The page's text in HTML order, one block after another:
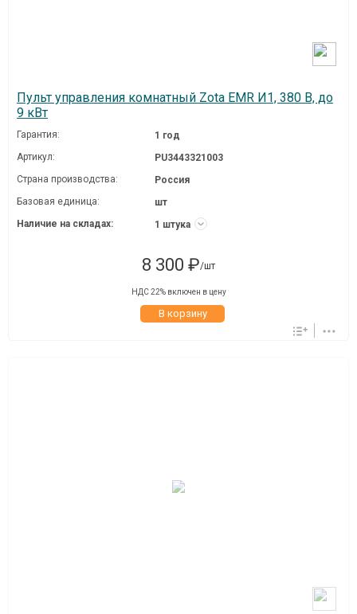
Пульт управления комнатный Zota EMR И1, 380 В, до
9 кВт
Гарантия:
1 год
Артикул:
PU3443321003
Страна производства:
Россия
Базовая единица:
шт
Наличие на складах:
1 штука
8 300 ₽/шт
НДС 22% включен в цену
В корзину